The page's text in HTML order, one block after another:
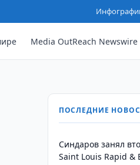
Media OutReach Newswire
ПОСЛЕДНИЕ
Синдаров занял
Saint Louis Rapid &